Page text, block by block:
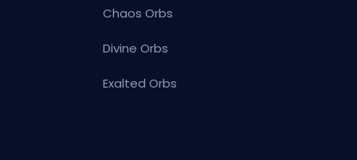
Chaos Orbs
Divine Orbs
Exalted Orbs